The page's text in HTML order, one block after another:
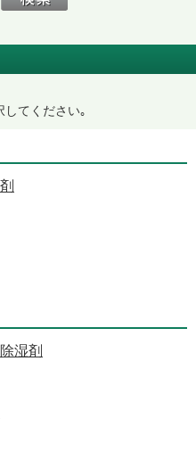
してください｡
湿剤